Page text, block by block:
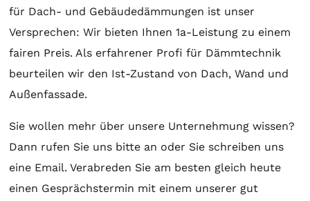
für Dach- und Gebäudedämmungen ist unser
Versprechen: Wir bieten Ihnen 1a-Leistung zu einem
fairen Preis. Als erfahrener Profi für Dämmtechnik
beurteilen wir den Ist-Zustand von Dach, Wand und
Außenfassade.
Sie wollen mehr über unsere Unternehmung wissen?
Dann rufen Sie uns bitte an oder Sie schreiben uns
eine Email. Verabreden Sie am besten gleich heute
einen Gesprächstermin mit einem unserer gut